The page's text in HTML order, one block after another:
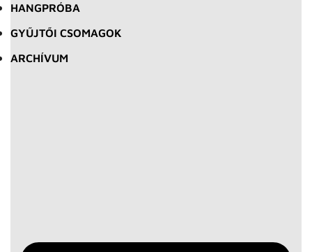
HANGPRÓBA
GYŰJTŐI CSOMAGOK
ARCHÍVUM